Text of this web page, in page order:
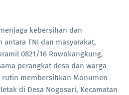
kebersihan dan
TNI dan masyarakat,
0821/16 Rowokangkung,
perangkat desa dan warga
membersihkan Monumen
di Desa Nogosari, Kecamatan